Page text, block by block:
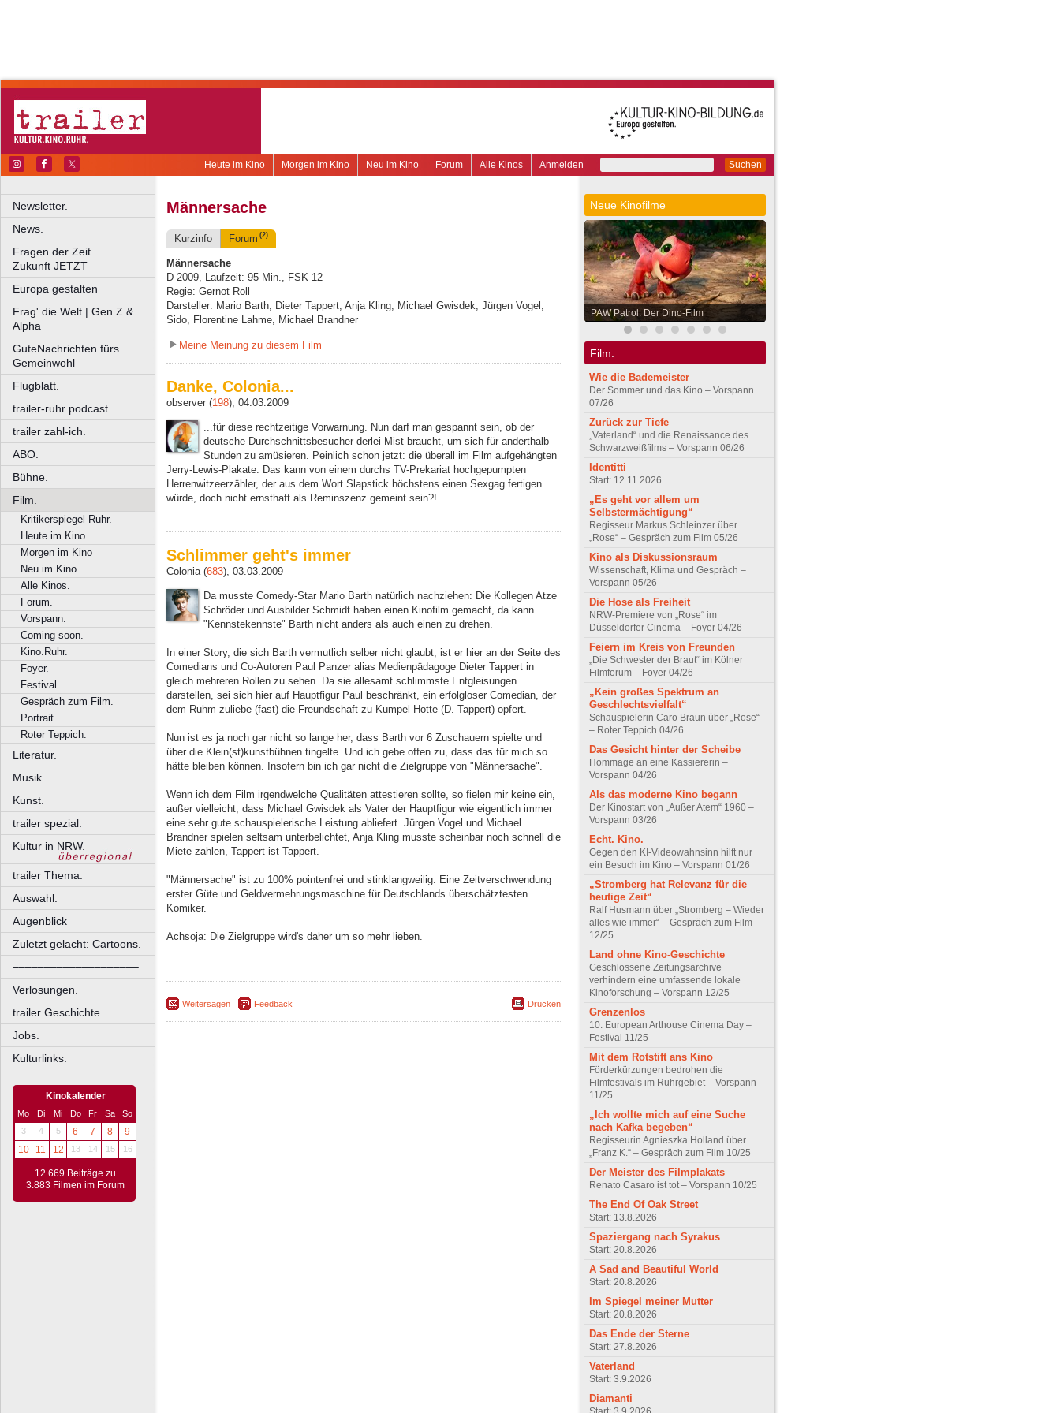
Suchen
Anmelden
Alle Kinos
Forum
Neu im Kino
Morgen im Kino
Heute im Kino
Newsletter.
News.
Fragen der Zeit
Zukunft JETZT
Europa gestalten
Frag' die Welt | Gen Z &
Alpha
GuteNachrichten fürs
Gemeinwohl
Flugblatt.
trailer-ruhr podcast.
trailer zahl-ich.
ABO.
Bühne.
Film.
Kritikerspiegel Ruhr.
Heute im Kino
Morgen im Kino
Neu im Kino
Alle Kinos.
Forum.
Vorspann.
Coming soon.
Kino.Ruhr.
Foyer.
Festival.
Gespräch zum Film.
Portrait.
Roter Teppich.
Literatur.
Musik.
Kunst.
trailer spezial.
Kultur in NRW.
trailer Thema.
Auswahl.
Augenblick
Zuletzt gelacht: Cartoons.
––––––––––––––––––––
Verlosungen.
trailer Geschichte
Jobs.
Kulturlinks.
Kinokalender
Mo Di Mi Do Fr Sa
So
3
4 5 6 7 8
9
10
11 12 13 14 15 16
12.669 Beiträge zu
3.883 Filmen im Forum
Männersache
Kurzinfo Forum (2)
Männersache
D 2009, Laufzeit: 95 Min., FSK 12
Regie: Gernot Roll
Darsteller: Mario Barth, Dieter Tappert, Anja Kling, Michael Gwisdek, Jürgen Vogel,
Sido, Florentine Lahme, Michael Brandner
Meine Meinung zu diesem Film
Danke, Colonia...
observer (198), 04.03.2009
...für diese rechtzeitige Vorwarnung. Nun darf man gespannt sein, ob der
deutsche Durchschnittsbesucher derlei Mist braucht, um sich für anderthalb
Stunden zu amüsieren. Peinlich schon jetzt: die überall im Film aufgehängten
Jerry-Lewis-Plakate. Das kann von einem durchs TV-Prekariat hochgepumpten
Herrenwitzeerzähler, der aus dem Wort Slapstick höchstens einen Sexgag fertigen
würde, doch nicht ernsthaft als Reminszenz gemeint sein?!
Schlimmer geht's immer
Colonia (683), 03.03.2009
Da musste Comedy-Star Mario Barth natürlich nachziehen: Die Kollegen Atze
Schröder und Ausbilder Schmidt haben einen Kinofilm gemacht, da kann
"Kennstekennste" Barth nicht anders als auch einen zu drehen.
In einer Story, die sich Barth vermutlich selber nicht glaubt, ist er hier an der Seite des
Comedians und Co-Autoren Paul Panzer alias Medienpädagoge Dieter Tappert in
gleich mehreren Rollen zu sehen. Da sie allesamt schlimmste Entgleisungen
darstellen, sei sich hier auf Hauptfigur Paul beschränkt, ein erfolgloser Comedian, der
dem Ruhm zuliebe (fast) die Freundschaft zu Kumpel Hotte (D. Tappert) opfert.
Nun ist es ja noch gar nicht so lange her, dass Barth vor 6 Zuschauern spielte und
über die Klein(st)kunstbühnen tingelte. Und ich gebe offen zu, dass das für mich so
hätte bleiben können. Insofern bin ich gar nicht die Zielgruppe von "Männersache".
Wenn ich dem Film irgendwelche Qualitäten attestieren sollte, so fielen mir keine ein,
außer vielleicht, dass Michael Gwisdek als Vater der Hauptfigur wie eigentlich immer
eine sehr gute schauspielerische Leistung abliefert. Jürgen Vogel und Michael
Brandner spielen seltsam unterbelichtet, Anja Kling musste scheinbar noch schnell die
Miete zahlen, Tappert ist Tappert.
"Männersache" ist zu 100% pointenfrei und stinklangweilig. Eine Zeitverschwendung
erster Güte und Geldvermehrungsmaschine für Deutschlands überschätztesten
Komiker.
Achsoja: Die Zielgruppe wird's daher um so mehr lieben.
Weitersagen Feedback Drucken
Neue Kinofilme
PAW Patrol: Der Dino-Film
Film.
Wie die Bademeister
Der Sommer und das Kino – Vorspann
07/26
Zurück zur Tiefe
„Vaterland“ und die Renaissance des
Schwarzweißfilms – Vorspann 06/26
Identitti
Start: 12.11.2026
„Es geht vor allem um
Selbstermächtigung“
Regisseur Markus Schleinzer über
„Rose“ – Gespräch zum Film 05/26
Kino als Diskussionsraum
Wissenschaft, Klima und Gespräch –
Vorspann 05/26
Die Hose als Freiheit
NRW-Premiere von „Rose“ im
Düsseldorfer Cinema – Foyer 04/26
Feiern im Kreis von Freunden
„Die Schwester der Braut“ im Kölner
Filmforum – Foyer 04/26
„Kein großes Spektrum an
Geschlechtsvielfalt“
Schauspielerin Caro Braun über „Rose“
– Roter Teppich 04/26
Das Gesicht hinter der Scheibe
Hommage an eine Kassiererin –
Vorspann 04/26
Als das moderne Kino begann
Der Kinostart von „Außer Atem“ 1960 –
Vorspann 03/26
Echt. Kino.
Gegen den KI-Videowahnsinn hilft nur
ein Besuch im Kino – Vorspann 01/26
„Stromberg hat Relevanz für die
heutige Zeit“
Ralf Husmann über „Stromberg – Wieder
alles wie immer“ – Gespräch zum Film
12/25
Land ohne Kino-Geschichte
Geschlossene Zeitungsarchive
verhindern eine umfassende lokale
Kinoforschung – Vorspann 12/25
Grenzenlos
10. European Arthouse Cinema Day –
Festival 11/25
Mit dem Rotstift ans Kino
Förderkürzungen bedrohen die
Filmfestivals im Ruhrgebiet – Vorspann
11/25
„Ich wollte mich auf eine Suche
nach Kafka begeben“
Regisseurin Agnieszka Holland über
„Franz K.“ – Gespräch zum Film 10/25
Der Meister des Filmplakats
Renato Casaro ist tot – Vorspann 10/25
The End Of Oak Street
Start: 13.8.2026
Spaziergang nach Syrakus
Start: 20.8.2026
A Sad and Beautiful World
Start: 20.8.2026
Im Spiegel meiner Mutter
Start: 20.8.2026
Das Ende der Sterne
Start: 27.8.2026
Vaterland
Start: 3.9.2026
Diamanti